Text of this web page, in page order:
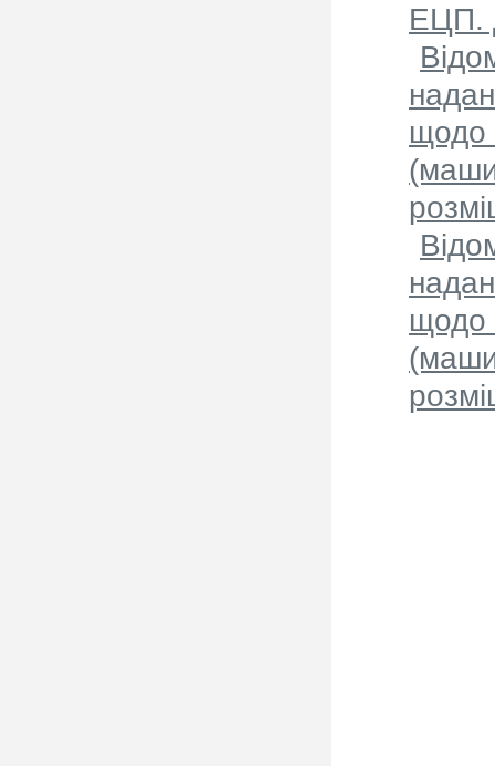
ЕЦП.
щодо
щодо